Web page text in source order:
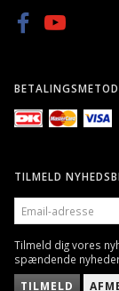
TILMELD
EMAIL-
ADRESSE
Tilmeld dig vores
spændende
TILMELD